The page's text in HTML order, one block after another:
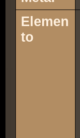
Elemen
to